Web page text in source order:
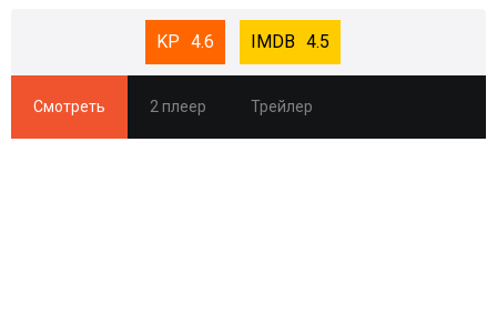
4.6 4.5
Смотреть 2 плеер Трейлер